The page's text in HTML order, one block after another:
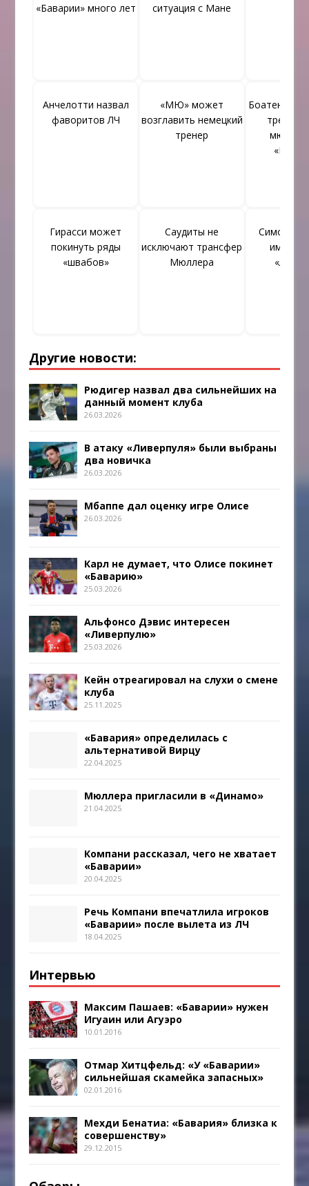
«Баварии» много лет
ситуация с Мане
Анчелотти назвал
фаворитов ЛЧ
«МЮ» может
возглавить немецкий
тренер
Боатенг
Гирасси может
покинуть ряды
«швабов»
Саудиты не
исключают трансфер
Мюллера
Симонсу
Другие новости:
Рюдигер назвал два сильнейших на
данный момент клуба
26.03.2026
В атаку «Ливерпуля» были выбраны
два новичка
26.03.2026
Мбаппе дал оценку игре Олисе
26.03.2026
Карл не думает, что Олисе покинет
«Баварию»
25.03.2026
Альфонсо Дэвис интересен
«Ливерпулю»
25.03.2026
Кейн отреагировал на слухи о смене
клуба
25.11.2025
«Бавария» определилась с
альтернативой Вирцу
22.04.2025
Мюллера пригласили в «Динамо»
21.04.2025
Компани рассказал, чего не хватает
«Баварии»
20.04.2025
Речь Компани впечатлила игроков
«Баварии» после вылета из ЛЧ
18.04.2025
Интервью
Максим Пашаев: «Баварии» нужен
Игуаин или Агуэро
10.01.2016
Отмар Хитцфельд: «У «Баварии»
сильнейшая скамейка запасных»
02.01.2016
Мехди Бенатиа: «Бавария» близка к
совершенству»
29.12.2015